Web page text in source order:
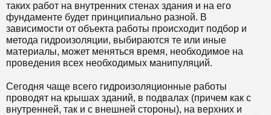
таких работ на внутренних стенах здания и на его
фундаменте будет принципиально разной. В
зависимости от объекта работы происходит подбор и
метода гидроизоляции, выбираются те или иные
материалы, может меняться время, необходимое на
проведения всех необходимых манипуляций.
Сегодня чаще всего гидроизоляционные работы
проводят на крышах зданий, в подвалах (причем как с
внутренней, так и с внешней стороны), на верхних и